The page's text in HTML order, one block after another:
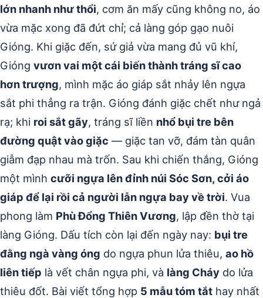
lớn nhanh như thổi, cơm ăn mấy cũng không no, áo
vừa mặc xong đã đứt chỉ; cả làng góp gạo nuôi
Gióng. Khi giặc đến, sứ giả vừa mang đủ vũ khí,
Gióng vươn vai một cái biến thành tráng sĩ cao
hơn trượng, mình mặc áo giáp sắt nhảy lên ngựa
sắt phi thẳng ra trận. Gióng đánh giặc chết như ngả
rạ; khi roi sắt gãy, tráng sĩ liền nhổ bụi tre bên
đường quật vào giặc — giặc tan vỡ, đám tàn quân
giẫm đạp nhau mà trốn. Sau khi chiến thắng, Gióng
một mình cưỡi ngựa lên đỉnh núi Sóc Sơn, cởi áo
giáp để lại rồi cả người lẫn ngựa bay về trời. Vua
phong làm Phù Đổng Thiên Vương, lập đền thờ tại
làng Gióng. Dấu tích còn lại đến ngày nay: bụi tre
đằng ngà vàng óng do ngựa phun lửa thiêu, ao hồ
liên tiếp là vết chân ngựa phi, và làng Cháy do lửa
thiêu đốt. Bài viết tổng hợp 5 mẫu tóm tắt hay nhất